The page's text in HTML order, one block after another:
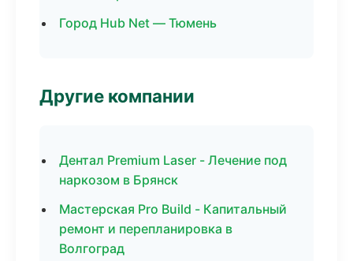
Город Hub Net — Тюмень
Другие компании
Дентал Premium Laser - Лечение под
наркозом в Брянск
Мастерская Pro Build - Капитальный
ремонт и перепланировка в
Волгоград